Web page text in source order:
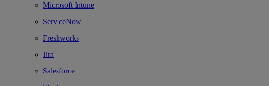
Microsoft Intune
ServiceNow
Freshworks
Jira
Salesforce